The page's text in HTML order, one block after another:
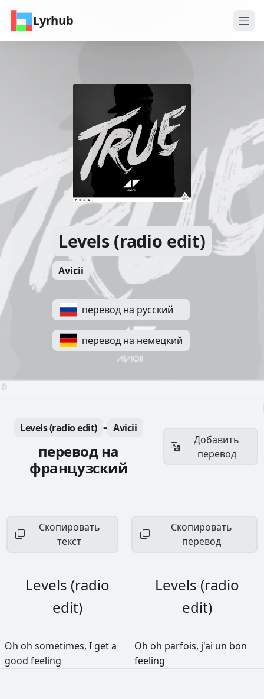
Lyrhub
Levels (radio edit)
Avicii
перевод на русский
перевод на немецкий
Levels (radio edit) - Avicii
перевод на
французский
Добавить
перевод
Скопировать
текст
Скопировать
перевод
Levels (radio
edit)
Levels (radio
edit)
Oh oh sometimes, I geta
good feeling
Oh oh parfois, j'ai un bon
feeling